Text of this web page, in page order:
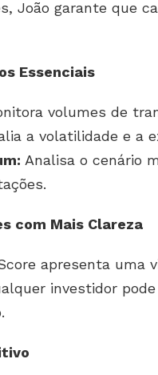
João garante que
Essenciais
volumes de
a volatilidade e a
Analisa o cenário
com Mais Clareza
apresenta uma
investidor